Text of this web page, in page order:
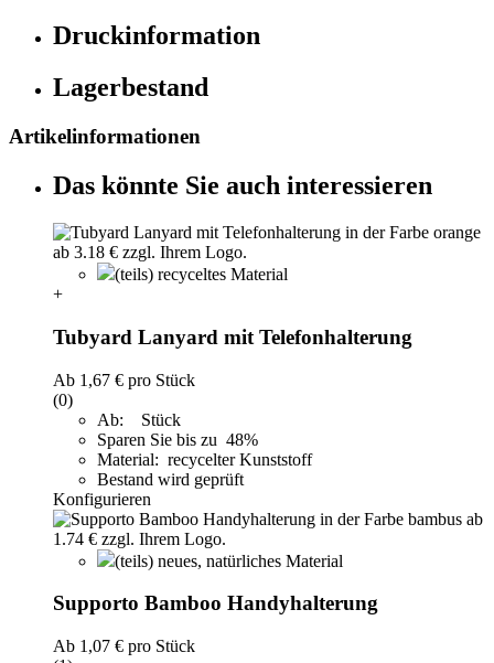
Druckinformation
Lagerbestand
Artikelinformationen
Das könnte Sie auch interessieren
(teils) recyceltes Material
+
Tubyard Lanyard mit Telefonhalterung
Ab 1,67 € pro Stück
(0)
Ab: Stück
Sparen Sie bis zu 48%
Material: recycelter Kunststoff
Bestand wird geprüft
Konfigurieren
(teils) neues, natürliches Material
Supporto Bamboo Handyhalterung
Ab 1,07 € pro Stück